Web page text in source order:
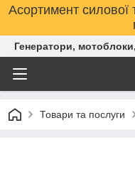
Асортимент силової
Генератори,
Товари та послуги